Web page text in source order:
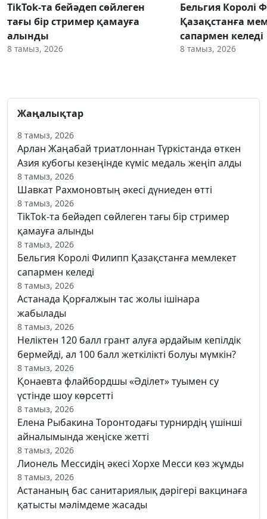
TikTok-та бейәдеп сөйлеген
тағы бір стример қамауға
алынды
8 тамыз, 2026
Бельгия Королі
Қазақстанға
сапармен келеді
8 тамыз, 2026
Жаңалықтар
8 тамыз, 2026
Арлан Жаңабай триатлоннан Түркістанда өткен
Азия кубогы кезеңінде күміс медаль жеңіп алды
8 тамыз, 2026
Шавкат Рахмоновтың әкесі дүниеден өтті
8 тамыз, 2026
TikTok-та бейәдеп сөйлеген тағы бір стример
қамауға алынды
8 тамыз, 2026
Бельгия Королі Филипп Қазақстанға мемлекет
сапармен келеді
8 тамыз, 2026
Астанада Қорғалжын тас жолы ішінара
жабылады
8 тамыз, 2026
Неліктен 120 балл грант алуға әрдайым кепілдік
бермейді, ал 100 балл жеткілікті болуы мүмкін?
8 тамыз, 2026
Қонаевта флайбордшы «Әділет» туымен су
үстінде шоу көрсетті
8 тамыз, 2026
Елена Рыбакина Торонтодағы турнирдің үшінші
айналымында жеңіске жетті
8 тамыз, 2026
Лионель Мессидің әкесі Хорхе Месси көз жұмды
8 тамыз, 2026
Астананың бас санитариялық дәрігері вакцинаға
қатысты мәлімдеме жасады